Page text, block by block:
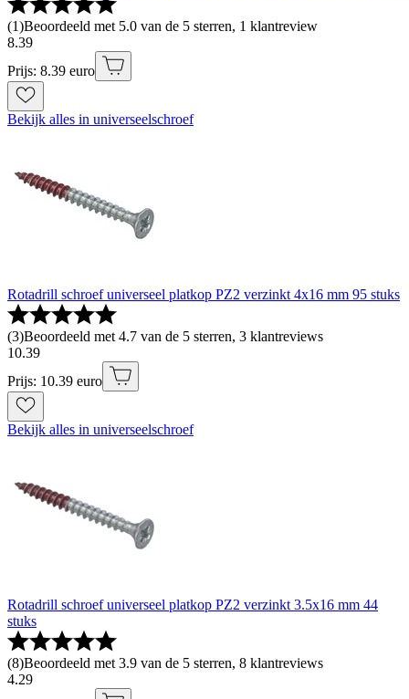
(1)Beoordeeld met 5.0 van de 5 sterren, 1 klantreview
8.39
Prijs: 8.39 euro
Bekijk alles in universeelschroef
Rotadrill schroef universeel platkop PZ2 verzinkt 4x16 mm 95 stuks
(3)Beoordeeld met 4.7 van de 5 sterren, 3 klantreviews
10.39
Prijs: 10.39 euro
Bekijk alles in universeelschroef
Rotadrill schroef universeel platkop PZ2 verzinkt 3.5x16 mm 44
stuks
(8)Beoordeeld met 3.9 van de 5 sterren, 8 klantreviews
4.29